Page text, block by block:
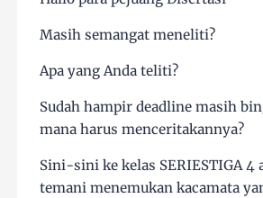
Masih semangat meneliti?
Apa yang Anda teliti?
Sudah hampir deadline masih
mana harus menceritakannya?
Sini-sini ke kelas SERIESTIGA 4
temani menemukan kacamata